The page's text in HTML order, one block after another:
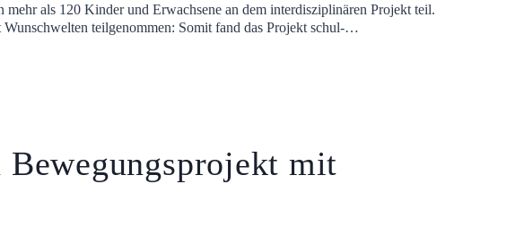
mehr als 120 Kinder und Erwachsene an dem interdisziplinären Projekt teil.
Wunschwelten teilgenommen: Somit fand das Projekt schul-…
mit